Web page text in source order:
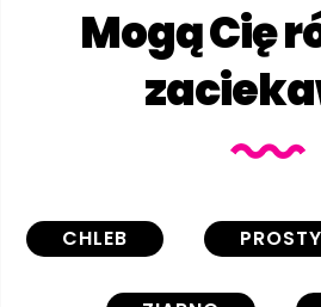
Mogą Cię
CHLEB PROSTY